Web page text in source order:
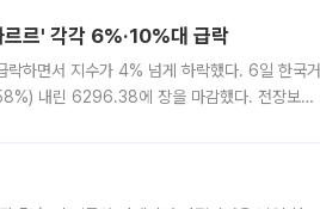
르' 각각 6%·10%대 급락
락하면서 지수가 4% 넘게 하락했다. 6일 한국거
내린 6296.38에 장을 마감했다. 전장보다